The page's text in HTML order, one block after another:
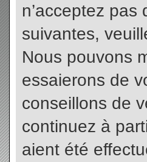
n’acceptez
suivantes,
Nous pouvons
essaierons de
conseillons de
continuez à
aient été